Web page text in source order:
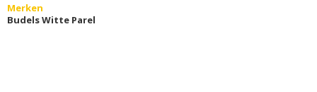
Merken
Budels Witte Parel